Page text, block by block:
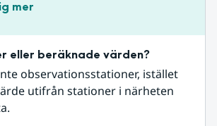
mer
eller beräknade värden?
observationsstationer, istället
utifrån stationer i närheten